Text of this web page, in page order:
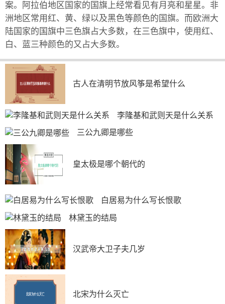
案。阿拉伯地区国家的国旗上经常看见有月亮和星星。非
洲地区常用红、黄、绿以及黑色等颜色的国旗。而欧洲大
陆国家的国旗中三色旗占大多数，在三色旗中，使用红、
白、蓝三种颜色的又占大多数。
古人在清明节放风筝是希望什么
李隆基和武则天是什么关系
三公九卿是哪些
皇太极是哪个朝代的
白居易为什么写长恨歌
林黛玉的结局
汉武帝大卫子夫几岁
北宋为什么灭亡